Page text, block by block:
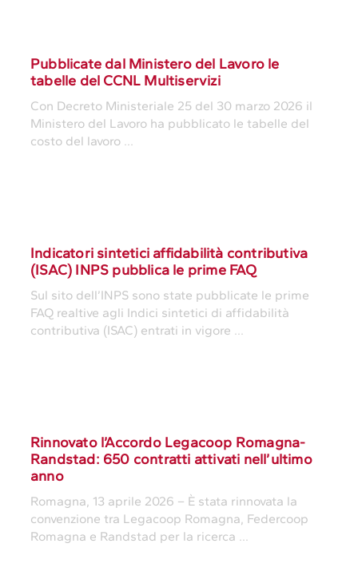
Pubblicate dal Ministero del Lavoro le
tabelle del CCNL Multiservizi
Con Decreto Ministeriale 25 del 30 marzo 2026 il
Ministero del Lavoro ha pubblicato le tabelle del
costo del lavoro ...
Indicatori sintetici affidabilità contributiva
(ISAC) INPS pubblica le prime FAQ
Sul sito dell’INPS sono state pubblicate le prime
FAQ realtive agli Indici sintetici di affidabilità
contributiva (ISAC) entrati in vigore ...
Rinnovato l’Accordo Legacoop Romagna-
Randstad: 650 contratti attivati nell’ultimo
anno
Romagna, 13 aprile 2026 – È stata rinnovata la
convenzione tra Legacoop Romagna, Federcoop
Romagna e Randstad per la ricerca ...